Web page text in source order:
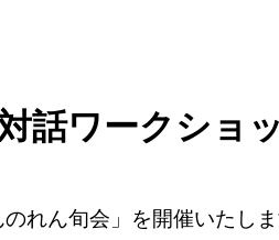
話ワークショ
れん旬会」を開催いたし